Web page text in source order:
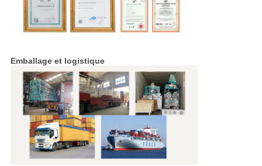
Emballage et logistique